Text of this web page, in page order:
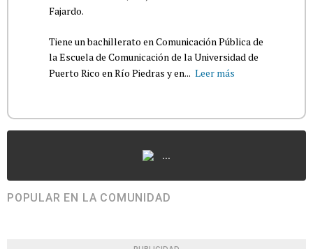
Fajardo.
Tiene un bachillerato en Comunicación Pública de
la Escuela de Comunicación de la Universidad de
Puerto Rico en Río Piedras y en... Leer más
...
POPULAR EN LA COMUNIDAD